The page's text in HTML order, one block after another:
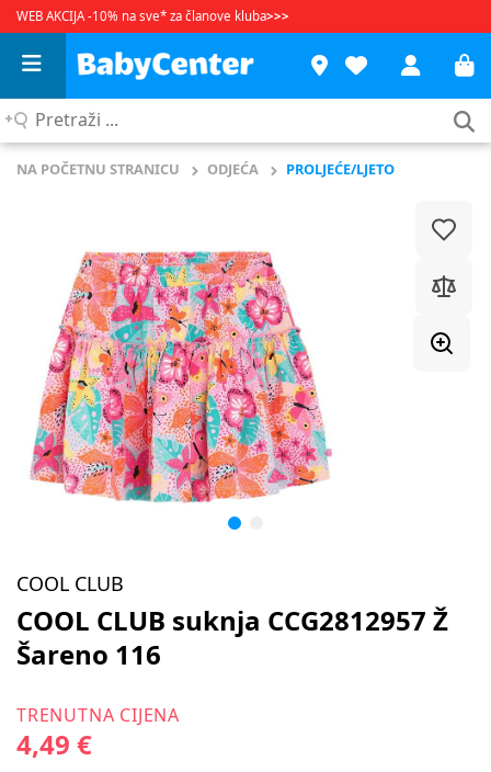
WEB AKCIJA -10% na sve* za članove kluba>>>
Pretraži
NA POČETNU STRANICU ODJEĆA PROLJEĆE/LJETO
COOL CLUB
COOL CLUB suknja CCG2812957 Ž
Šareno 116
TRENUTNA CIJENA
4,49 €